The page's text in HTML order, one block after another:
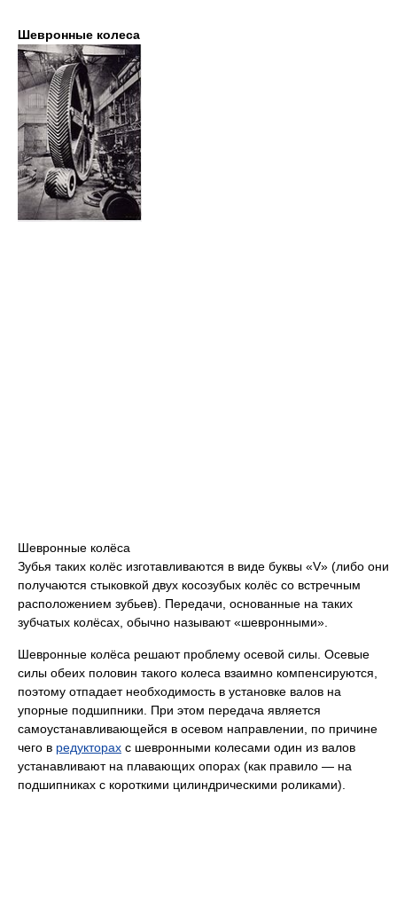
Шевронные колеса
Шевронные колёса
Зубья таких колёс изготавливаются в виде буквы «V» (либо они
получаются стыковкой двух косозубых колёс со встречным
расположением зубьев). Передачи, основанные на таких
зубчатых колёсах, обычно называют «шевронными».
Шевронные колёса решают проблему осевой силы. Осевые
силы обеих половин такого колеса взаимно компенсируются,
поэтому отпадает необходимость в установке валов на
упорные подшипники. При этом передача является
самоустанавливающейся в осевом направлении, по причине
чего в редукторах с шевронными колесами один из валов
устанавливают на плавающих опорах (как правило — на
подшипниках с короткими цилиндрическими роликами).